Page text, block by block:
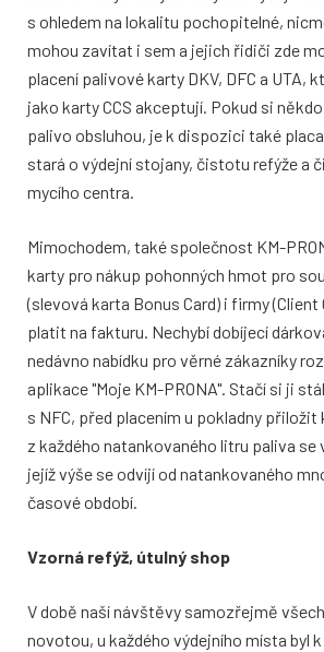
s ohledem na lokalitu pochopitelné,
mohou zavítat i sem a jejich řidiči zde
placení palivové karty DKV, DFC a UTA,
jako karty CCS akceptují. Pokud si
palivo obsluhou, je k dispozici také
stará o výdejní stojany, čistotu refýže a
mycího centra.
Mimochodem, také společnost KM-
karty pro nákup pohonných hmot pro
(slevová karta Bonus Card) i firmy (Client
platit na fakturu. Nechybí dobíjecí
nedávno nabídku pro věrné zákazníky
aplikace "Moje KM-PRONA". Stačí si ji
s NFC, před placením u pokladny přiložit
z každého natankovaného litru paliva se
jejíž výše se odvíjí od natankovaného
časové období.
Vzorná refýž, útulný shop
V době naší návštěvy samozřejmě
novotou, u každého výdejního místa byl